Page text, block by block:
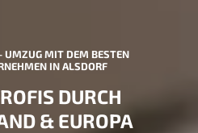
UMZUG MIT DEM BESTEN
IN ALSDORF
DURCH
& EUROPA